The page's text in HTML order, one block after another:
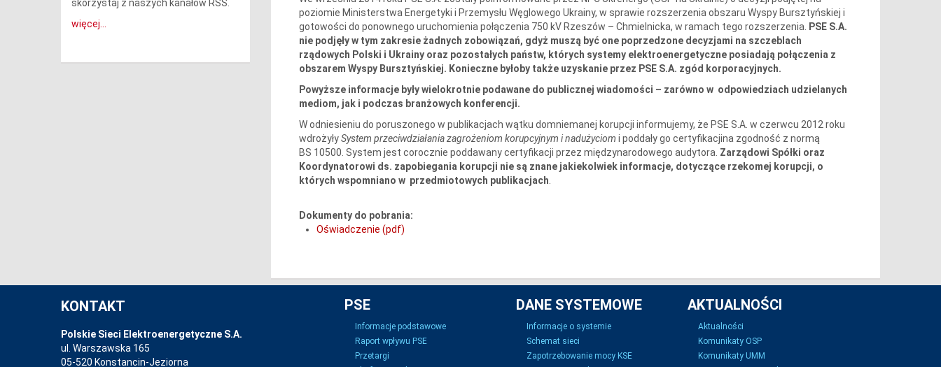
skorzystaj z naszych kanałów RSS.
więcej...
poziomie Ministerstwa Energetyki i Przemysłu Węglowego Ukrainy, w sprawie rozszerzenia obszaru Wyspy Bursztyńskiej i
gotowości do ponownego uruchomienia połączenia 750 kV Rzeszów – Chmielnicka, w ramach tego rozszerzenia.
PSE S.A.
nie podjęły w tym zakresie żadnych zobowiązań, gdyż muszą być one poprzedzone decyzjami na szczeblach
rządowych Polski i Ukrainy oraz pozostałych państw, których systemy elektroenergetyczne posiadają połączenia z
obszarem Wyspy Bursztyńskiej. Konieczne byłoby także uzyskanie przez PSE S.A. zgód korporacyjnych.
Powyższe informacje były wielokrotnie podawane do publicznej wiadomości – zarówno w odpowiedziach udzielanych
mediom, jak i podczas branżowych konferencji.
W odniesieniu do poruszonego w publikacjach wątku domniemanej korupcji informujemy, że PSE S.A. w czerwcu 2012 roku
wdrożyłySystem przeciwdziałania zagrożeniom korupcyjnym i nadużyciom i poddały go certyfikacjina zgodność z normą
BS 10500. System jest corocznie poddawany certyfikacji przez międzynarodowego audytora. Zarządowi Spółki oraz
Koordynatorowi ds. zapobiegania korupcji nie są znane jakiekolwiek informacje, dotyczące rzekomej korupcji, o
których wspomniano w przedmiotowych publikacjach
Dokumenty do pobrania:
Oświadczenie (pdf)
KONTAKT
Polskie Sieci Elektroenergetyczne S.A.
ul. Warszawska 165
05-520 Konstancin-Jeziorna
PSE
Informacje podstawowe
Raport wpływu PSE
Przetargi
DANE SYSTEMOWE
Informacje o systemie
Schemat sieci
Zapotrzebowanie mocy KSE
AKTUALNOŚCI
Aktualności
Komunikaty OSP
Komunikaty UMM